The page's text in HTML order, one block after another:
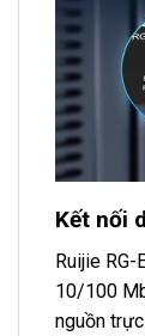
Kết nối
Ruijie
10/100
nguồn